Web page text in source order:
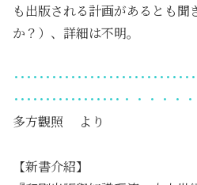
も出版される計画があるとも聞
か？）、詳細は不明。
････････････････････････････
･････････････････・・・・・
多方觀照 より
【新書介紹】